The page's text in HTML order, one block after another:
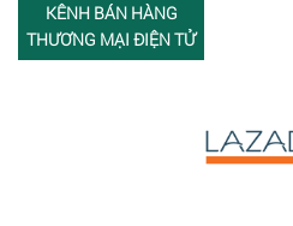
KÊNH BÁN HÀNG
THƯƠNG MẠI ĐIỆN TỬ